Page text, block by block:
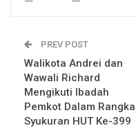
PREV POST
Walikota Andrei dan
Wawali Richard
Mengikuti Ibadah
Pemkot Dalam Rangka
Syukuran HUT Ke-399